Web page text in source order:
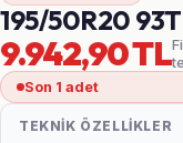
195/50R20
9.942,90 TL
Son 1 adet
TEKNIK ÖZELLIKLER